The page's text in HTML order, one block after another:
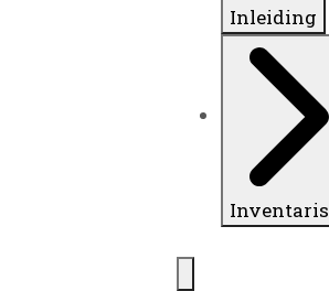
Inleiding
Inventaris